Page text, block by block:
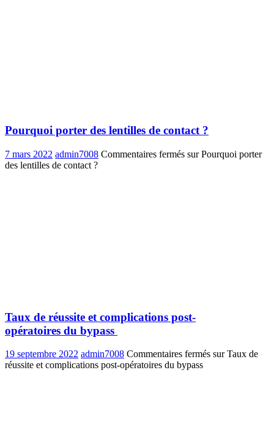
Pourquoi porter des lentilles de contact ?
7 mars 2022 admin7008 Commentaires fermés sur Pourquoi porter
des lentilles de contact ?
Taux de réussite et complications post-
opératoires du bypass
19 septembre 2022 admin7008 Commentaires fermés sur Taux de
réussite et complications post-opératoires du bypass